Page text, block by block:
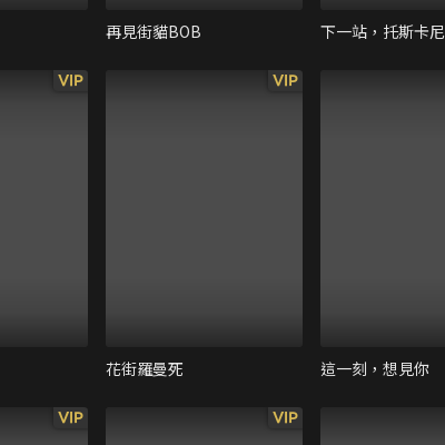
再見街貓BOB 下一站，托斯卡尼
VIP VIP
花街羅曼死 這一刻，想見你
VIP VIP